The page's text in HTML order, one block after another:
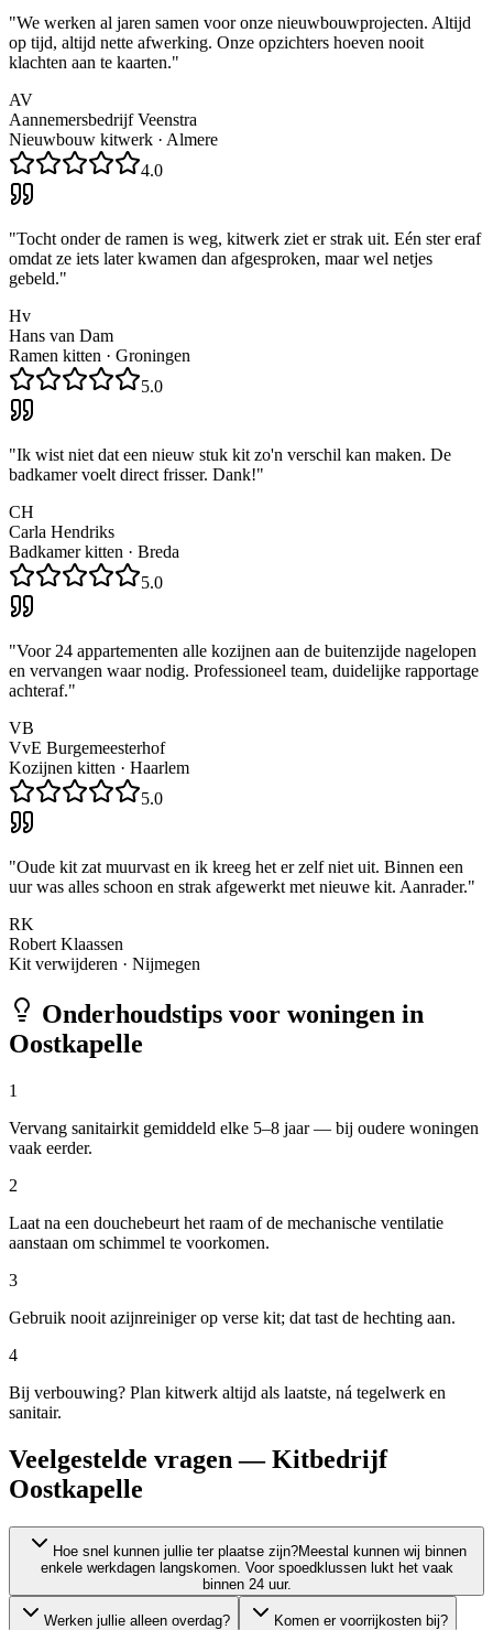
"We werken al jaren samen voor onze nieuwbouwprojecten. Altijd
op tijd, altijd nette afwerking. Onze opzichters hoeven nooit
klachten aan te kaarten."
AV
Aannemersbedrijf Veenstra
Nieuwbouw kitwerk · Almere
4.0
"Tocht onder de ramen is weg, kitwerk ziet er strak uit. Eén ster eraf
omdat ze iets later kwamen dan afgesproken, maar wel netjes
gebeld."
Hv
Hans van Dam
Ramen kitten · Groningen
5.0
"Ik wist niet dat een nieuw stuk kit zo'n verschil kan maken. De
badkamer voelt direct frisser. Dank!"
CH
Carla Hendriks
Badkamer kitten · Breda
5.0
"Voor 24 appartementen alle kozijnen aan de buitenzijde nagelopen
en vervangen waar nodig. Professioneel team, duidelijke rapportage
achteraf."
VB
VvE Burgemeesterhof
Kozijnen kitten · Haarlem
5.0
"Oude kit zat muurvast en ik kreeg het er zelf niet uit. Binnen een
uur was alles schoon en strak afgewerkt met nieuwe kit. Aanrader."
RK
Robert Klaassen
Kit verwijderen · Nijmegen
Onderhoudstips voor woningen in
Oostkapelle
1
Vervang sanitairkit gemiddeld elke 5–8 jaar — bij oudere woningen
vaak eerder.
2
Laat na een douchebeurt het raam of de mechanische ventilatie
aanstaan om schimmel te voorkomen.
3
Gebruik nooit azijnreiniger op verse kit; dat tast de hechting aan.
4
Bij verbouwing? Plan kitwerk altijd als laatste, ná tegelwerk en
sanitair.
Veelgestelde vragen — Kitbedrijf
Oostkapelle
Hoe snel kunnen jullie ter plaatse zijn?Meestal kunnen wij binnen
enkele werkdagen langskomen. Voor spoedklussen lukt het vaak
binnen 24 uur.
Werken jullie alleen overdag? Komen er voorrijkosten bij?